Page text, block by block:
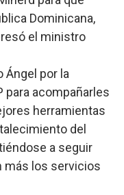
Dominicana,
el ministro
Ángel por la
para acompañarles
herramientas
del
a seguir
más los servicios